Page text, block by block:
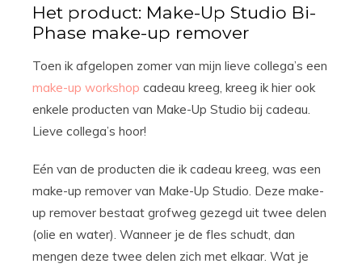
Het product: Make-Up Studio Bi-
Phase make-up remover
Toen ik afgelopen zomer van mijn lieve collega’s een
make-up workshop cadeau kreeg, kreeg ik hier ook
enkele producten van Make-Up Studio bij cadeau.
Lieve collega’s hoor!
Eén van de producten die ik cadeau kreeg, was een
make-up remover van Make-Up Studio. Deze make-
up remover bestaat grofweg gezegd uit twee delen
(olie en water). Wanneer je de fles schudt, dan
mengen deze twee delen zich met elkaar. Wat je